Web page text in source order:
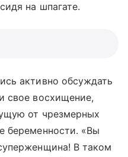
на шпагате.
активно обсуждать
свое восхищение,
от чрезмерных
беременности. «Вы
В таком